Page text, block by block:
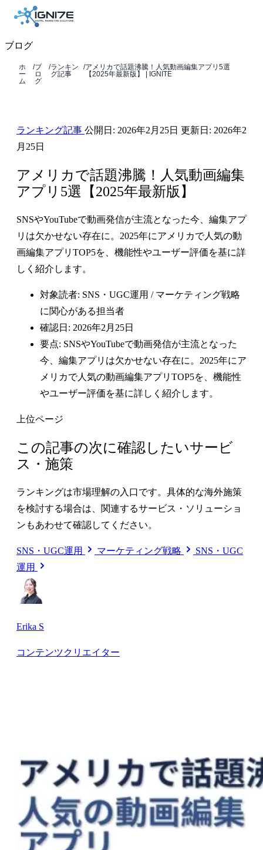
ブログ
ホ
ー
ム
/ブ
ロ
グ
/ランキン
グ記事
/アメリカで話題沸騰！人気動画編集アプリ5選
【2025年最新版】 | IGNITE
ランキング記事 公開日: 2026年2月25日 更新日: 2026年2
月25日
アメリカで話題沸騰！人気動画編集
アプリ5選【2025年最新版】
SNSやYouTubeで動画発信が主流となった今、編集アプ
リは欠かせない存在に。2025年にアメリカで人気の動
画編集アプリTOP5を、機能性やユーザー評価を基に詳
しく紹介します。
対象読者: SNS・UGC運用 / マーケティング戦略
に関心がある担当者
確認日: 2026年2月25日
要点: SNSやYouTubeで動画発信が主流となった
今、編集アプリは欠かせない存在に。2025年にア
メリカで人気の動画編集アプリTOP5を、機能性
やユーザー評価を基に詳しく紹介します。
上位ページ
この記事の次に確認したいサービ
ス・施策
ランキングは市場理解の入口です。具体的な海外施策
を検討する場合は、関連するサービス・ソリューショ
ンもあわせて確認してください。
SNS・UGC運用 マーケティング戦略
SNS・UGC
運用
Erika S
コンテンツクリエイター